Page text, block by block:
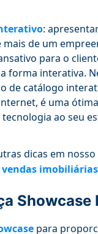
:
mais de um
para o
forma interativa.
de catálogo
é uma
ao seu
dicas em nosso
imobiliárias
Showcase
para